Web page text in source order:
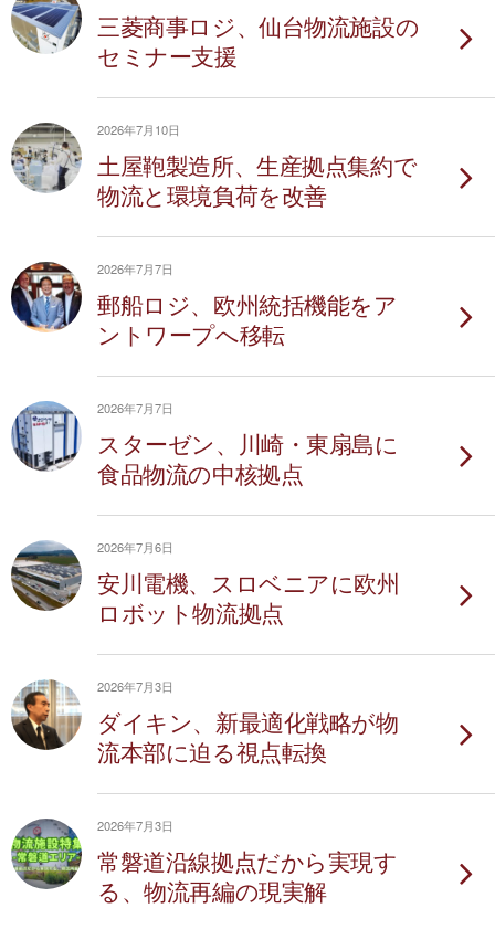
三菱商事ロジ、仙台物流施設の
セミナー支援
2026年7月10日
土屋鞄製造所、生産拠点集約で
物流と環境負荷を改善
2026年7月7日
郵船ロジ、欧州統括機能をア
ントワープへ移転
2026年7月7日
スターゼン、川崎・東扇島に
食品物流の中核拠点
2026年7月6日
安川電機、スロベニアに欧州
ロボット物流拠点
2026年7月3日
ダイキン、新最適化戦略が物
流本部に迫る視点転換
2026年7月3日
常磐道沿線拠点だから実現す
る、物流再編の現実解